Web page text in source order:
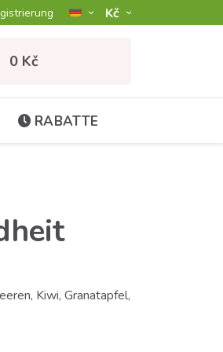
Kč­
0 Kč
RABATTE
Kiwi, Granatapfel,